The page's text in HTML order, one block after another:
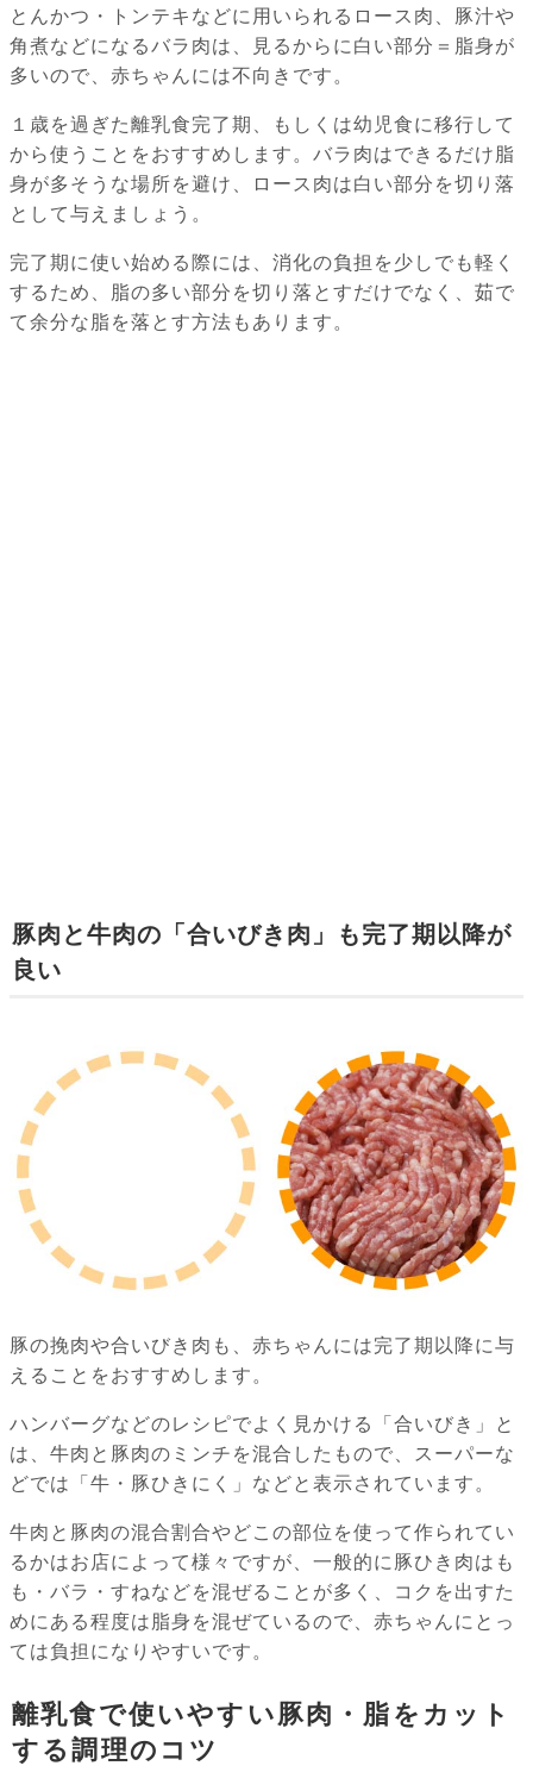
とんかつ・トンテキなどに用いられるロース肉、豚汁や
角煮などになるバラ肉は、見るからに白い部分＝脂身が
多いので、赤ちゃんには不向きです。
１歳を過ぎた離乳食完了期、もしくは幼児食に移行して
から使うことをおすすめします。バラ肉はできるだけ脂
身が多そうな場所を避け、ロース肉は白い部分を切り落
として与えましょう。
完了期に使い始める際には、消化の負担を少しでも軽く
するため、脂の多い部分を切り落とすだけでなく、茹で
て余分な脂を落とす方法もあります。
豚肉と牛肉の「合いびき肉」も完了期以降が
良い
豚の挽肉や合いびき肉も、赤ちゃんには完了期以降に与
えることをおすすめします。
ハンバーグなどのレシピでよく見かける「合いびき」と
は、牛肉と豚肉のミンチを混合したもので、スーパーな
どでは「牛・豚ひきにく」などと表示されています。
牛肉と豚肉の混合割合やどこの部位を使って作られてい
るかはお店によって様々ですが、一般的に豚ひき肉はも
も・バラ・すねなどを混ぜることが多く、コクを出すた
めにある程度は脂身を混ぜているので、赤ちゃんにとっ
ては負担になりやすいです。
離乳食で使いやすい豚肉・脂をカット
する調理のコツ